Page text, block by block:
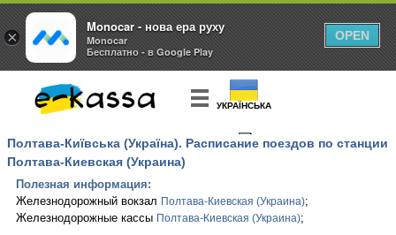
УКРАЇНСЬКА
Полтава-Київська (Україна). Расписание поездов по станции
Полтава-Киевская (Украина)
Полезная информация:
Железнодорожный вокзал Полтава-Киевская (Украина);
Железнодорожные кассы Полтава-Киевская (Украина);
×
Monocar - нова ера руху
Monocar
Бесплатно - в Google Play
OPEN